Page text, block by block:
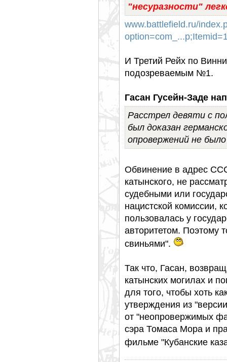
"несуразности"
www.battlefield.ru/
И Третий Рейх по
подозреваемым №1.
Гасан Гусейн-Заде
Расстрел девяти с
был доказан
опровержений не
Обвинение в адрес
катынского, не
судебными или
нацистской комиссии,
пользовалась у
авторитетом. Поэтому
свиньями".
Так что, Гасан,
катынских могилах и
для того, чтобы хоть
утверждения из
от "неопровержимых
сэра Томаса Мора и
фильме "Кубанские